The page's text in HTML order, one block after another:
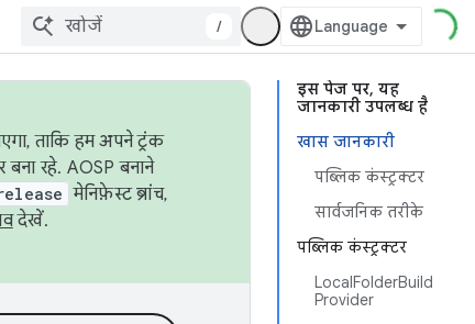
/
इस पेज पर, यह
जानकारी उपलब्ध है
खास जानकारी
पब्लिक कंस्ट्रक्टर
सार्वजनिक तरीके
पब्लिक कंस्ट्रक्टर
LocalFolderBuild
Provider
ताकि हम अपने ट्रंक
रहे. AOSP बनाने
मेनिफ़ेस्ट ब्रांच,
देखें.